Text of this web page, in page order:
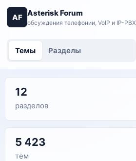
AF Asterisk Forum
обсуждения телефонии, VoIP и IP-PBX
Темы Разделы
12
разделов
5 423
тем